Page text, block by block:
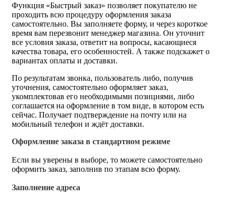
Функция «Быстрый заказ» позволяет покупателю не
проходить всю процедуру оформления заказа
самостоятельно. Вы заполняете форму, и через короткое
время вам перезвонит менеджер магазина. Он уточнит
все условия заказа, ответит на вопросы, касающиеся
качества товара, его особенностей. А также подскажет о
вариантах оплаты и доставки.
По результатам звонка, пользователь либо, получив
уточнения, самостоятельно оформляет заказ,
укомплектовав его необходимыми позициями, либо
соглашается на оформление в том виде, в котором есть
сейчас. Получает подтверждение на почту или на
мобильный телефон и ждёт доставки.
Оформление заказа в стандартном режиме
Если вы уверены в выборе, то можете самостоятельно
оформить заказ, заполнив по этапам всю форму.
Заполнение адреса